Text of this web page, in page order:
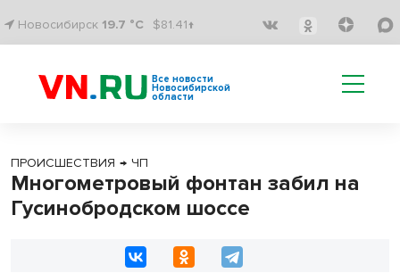
Новосибирск 19.7 °C $81.41↑
Все новости
Новосибирской
области
ПРОИСШЕСТВИЯ → ЧП
Многометровый фонтан забил на
Гусинобродском шоссе